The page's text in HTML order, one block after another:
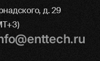
д. 29